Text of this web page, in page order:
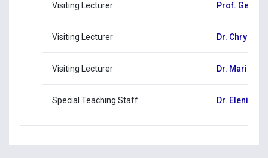
Visiting Lecturer Prof.
Visiting Lecturer Dr.
Visiting Lecturer Dr. Maria
Special Teaching Staff Dr. Eleni Kitiri